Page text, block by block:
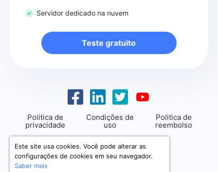
Servidor dedicado na nuvem
Teste gratuito
Política de
privacidade
Condições de
uso
Politica de
reembolso
support@savemyleads.com
Este site usa cookies. Você pode alterar as
configurações de cookies em seu navegador.
Saber mais